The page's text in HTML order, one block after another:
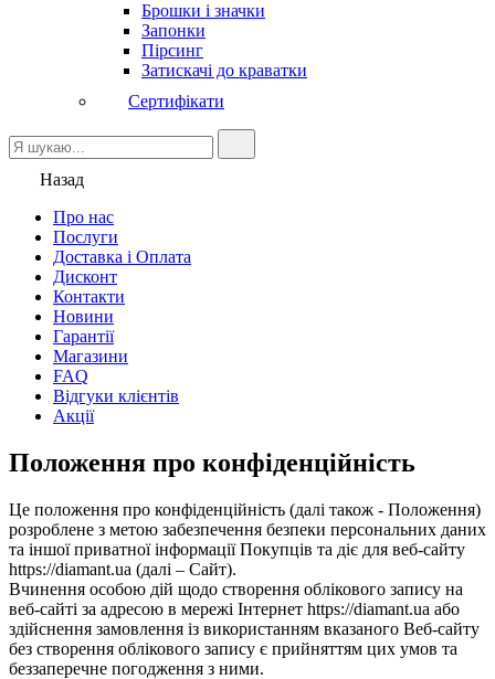
Брошки і значки
Запонки
Пірсинг
Затискачі до краватки
Сертифікати
Назад
Про нас
Послуги
Доставка і Оплата
Дисконт
Контакти
Новини
Гарантії
Магазини
FAQ
Відгуки клієнтів
Акції
Положення про конфіденційність
Це положення про конфіденційність (далі також - Положення)
розроблене з метою забезпечення безпеки персональних даних
та іншої приватної інформації Покупців та діє для веб-сайту
https://diamant.ua (далі – Сайт).
Вчинення особою дій щодо створення облікового запису на
веб-сайті за адресою в мережі Інтернет https://diamant.ua або
здійснення замовлення із використанням вказаного Веб-сайту
без створення облікового запису є прийняттям цих умов та
беззаперечне погодження з ними.